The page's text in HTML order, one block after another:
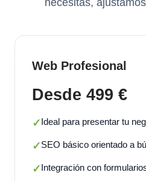
Web Profesional
Desde 499 €
✓Ideal para presentar tu
✓SEO básico orientado a
✓Integración con